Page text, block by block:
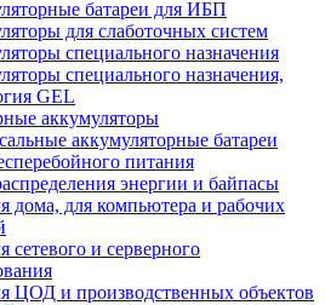
батареи для ИБП
для слаботочных систем
специального назначения
специального назначения,
GEL
аккумуляторы
аккумуляторные батареи
питания
энергии и байпасы
дома, для компьютера и рабочих
сетевого и серверного
ЦОД и производственных объектов